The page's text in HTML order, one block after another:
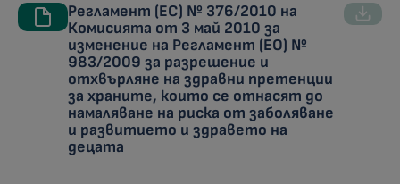
Регламент (ЕС) № 376/2010 на
Комисията от 3 май 2010 за
изменение на Регламент (ЕО) №
983/2009 за разрешение и
отхвърляне на здравни претенции
за храните, които се отнасят до
намаляване на риска от заболяване
и развитието и здравето на
децата